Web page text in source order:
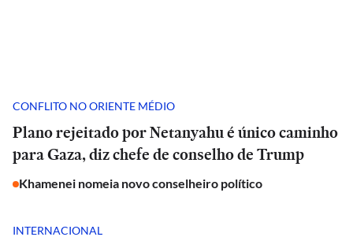
CONFLITO NO ORIENTE MÉDIO
Plano rejeitado por Netanyahu é único caminho
para Gaza, diz chefe de conselho de Trump
Khamenei nomeia novo conselheiro político
INTERNACIONAL